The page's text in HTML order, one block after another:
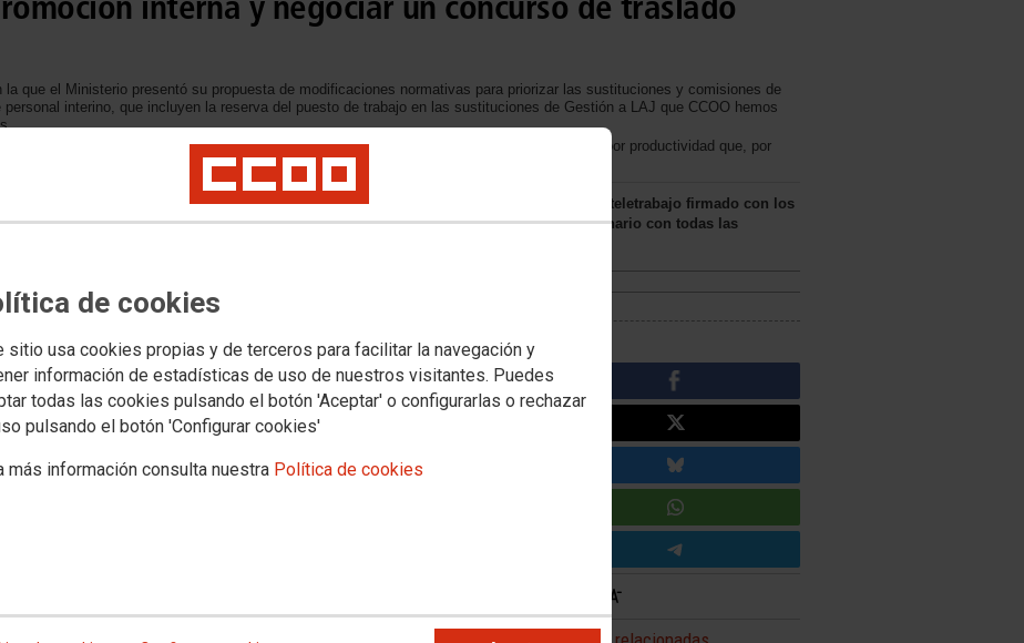
de cookies
sitio usa cookies propias y de terceros para facilitar la navegación y
información de estadísticas de uso de nuestros visitantes. Puedes
todas las cookies pulsando el botón 'Aceptar' o configurarlas o rechazar
pulsando el botón 'Configurar cookies'
más información consulta nuestra Política de cookies
que el Ministerio presentó su propuesta de modificaciones normativas para priorizar las sustituciones y comisiones de
interino, que incluyen la reserva del puesto de trabajo en las sustituciones de Gestión a LAJ que CCOO hemos
las sustituciones del cuerpo de LAJ, al que asigna retribuciones por este concepto y por productividad que, por
cuerpos generales y especiales
CCOO volvimos a exigir el cumplimiento inmediato de todos los acuerdos, como el del teletrabajo firmado con los
la mejora de la promoción interna y convocatoria de un concurso de traslado extraordinario con todas las